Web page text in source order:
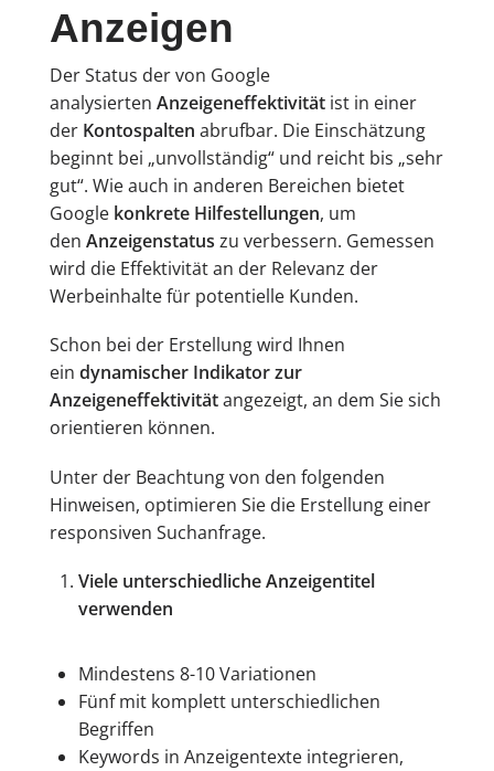
Anzeigen
Der Status der von Google
analysierten Anzeigeneffektivitätist in einer
der Kontospalten abrufbar. Die Einschätzung
beginnt bei „unvollständig“ und reicht bis „sehr
gut“. Wie auch in anderen Bereichen bietet
Google konkrete Hilfestellungen, um
den Anzeigenstatus zu verbessern. Gemessen
wird die Effektivität an der Relevanz der
Werbeinhalte für potentielle Kunden.
Schon bei der Erstellung wird Ihnen
ein dynamischer Indikator zur
Anzeigeneffektivitätangezeigt, an dem Sie sich
orientieren können.
Unter der Beachtung von den folgenden
Hinweisen, optimieren Sie die Erstellung einer
responsiven Suchanfrage.
Viele unterschiedliche Anzeigentitel
verwenden
Mindestens 8-10 Variationen
Fünf mit komplett unterschiedlichen
Begriffen
Keywords in Anzeigentexte integrieren,